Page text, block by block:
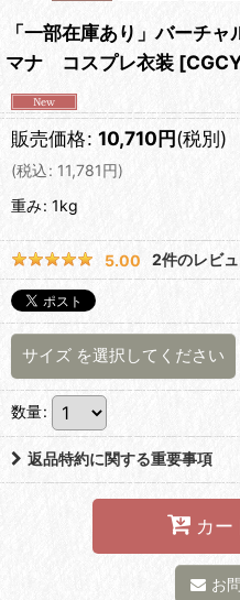
「一部在庫あり」バー
マナ コスプレ衣装 [
販売価格: 10,710円(税別)
(税込: 11,781円)
重み: 1kg
5.00 2件のレビ
サイズ を選択してください
数量:
返品特約に関する重要事項
カー
お